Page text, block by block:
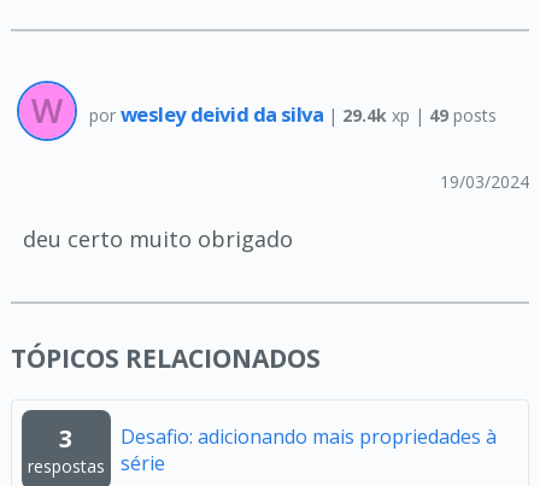
por wesley deivid da silva | 29.4k xp | 49 posts
19/03/2024
deu certo muito obrigado
TÓPICOS RELACIONADOS
3
respostas
Desafio: adicionando mais propriedades à
série